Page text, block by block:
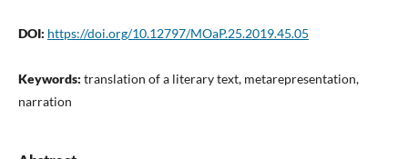
DOI: https://doi.org/10.12797/MOaP.25.2019.45.05
Keywords: translation of a literary text, metarepresentation,
narration